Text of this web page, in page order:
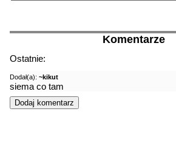
Komentarze
Ostatnie:
Dodał(a): ~kikut
siema co tam